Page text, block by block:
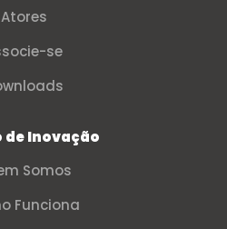
Atores
se
de Inovação
Somos
Funciona